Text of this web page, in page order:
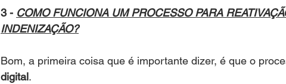
3 - COMO FUNCIONA UM PROCESSO PARA
INDENIZAÇÃO?
Bom, a primeira coisa que é importante dizer, é que o
digital.